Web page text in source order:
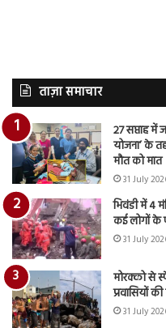
ताज़ा समाचार
27 सप्ताह में
योजना’ के
मौत को मात
31 July
भिवंडी में 4
कई लोगों
31 July
मोरक्को से
प्रवासियों
31 July